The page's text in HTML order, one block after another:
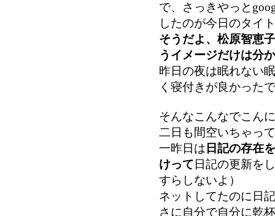
で、さっきやっと
したのが今日のタイ
そうだよ、松原智恵
うイメージだけは分
昨日の夜は眠れない
く寝付きが良かった
そんなこんなでこん
二日も間空いちゃっ
一昨日は 日記の存在
けって 日記の更新を
すらしないよ）
ネットしてたのに日
さに自分で自分に乾